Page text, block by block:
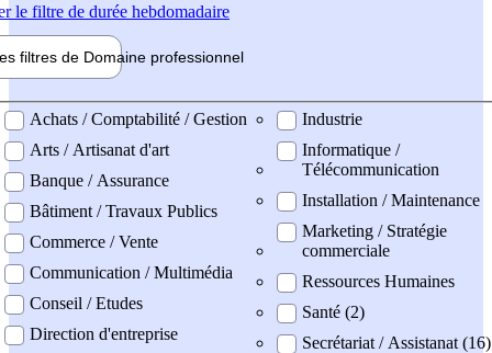
le filtre de durée hebdomadaire
filtres de Domaine professionnel
professionel
Achats / Comptabilité / Gestion
Arts / Artisanat d'art
Banque / Assurance
Bâtiment / Travaux Publics
Commerce / Vente
Communication / Multimédia
Conseil / Etudes
Direction d'entreprise
Industrie
Informatique /
Télécommunication
Installation / Maintenance
Marketing / Stratégie
commerciale
Ressources Humaines
Santé (2)
Secrétariat / Assistanat (16)